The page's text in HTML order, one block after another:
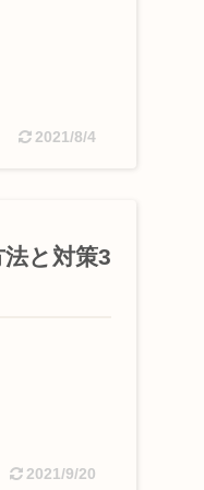
2021/8/4
と対策3
2021/9/20